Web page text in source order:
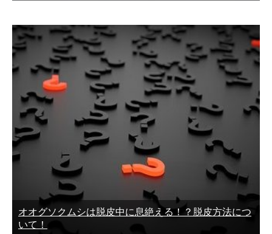
オオグソクムシは脱皮中に息絶える！？脱皮方法につ
いて！